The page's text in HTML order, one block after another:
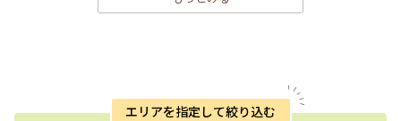
エリアを指定して絞り込む